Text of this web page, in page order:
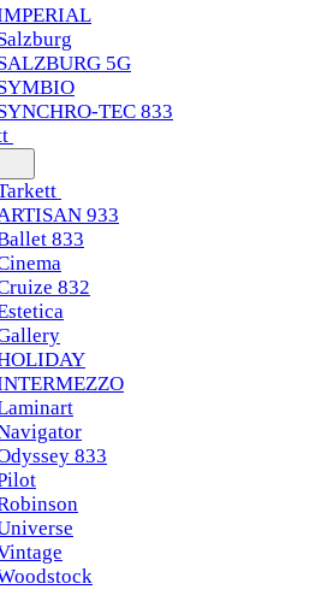
5G
TEC 833
933
833
832
833